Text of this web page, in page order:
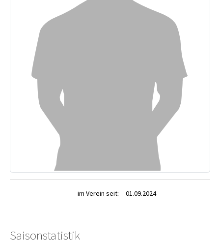
im Verein seit: 01.09.2024
Saisonstatistik